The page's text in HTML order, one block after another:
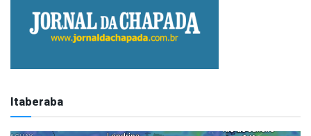
Itaberaba